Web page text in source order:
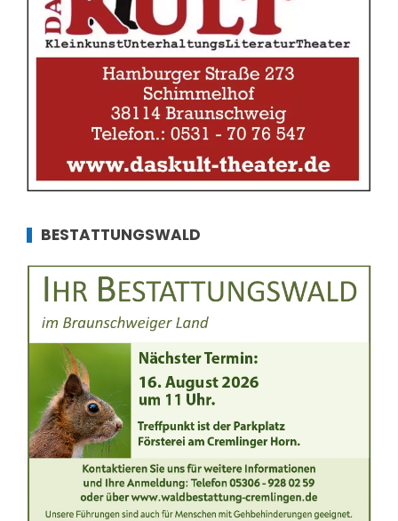
BESTATTUNGSWALD